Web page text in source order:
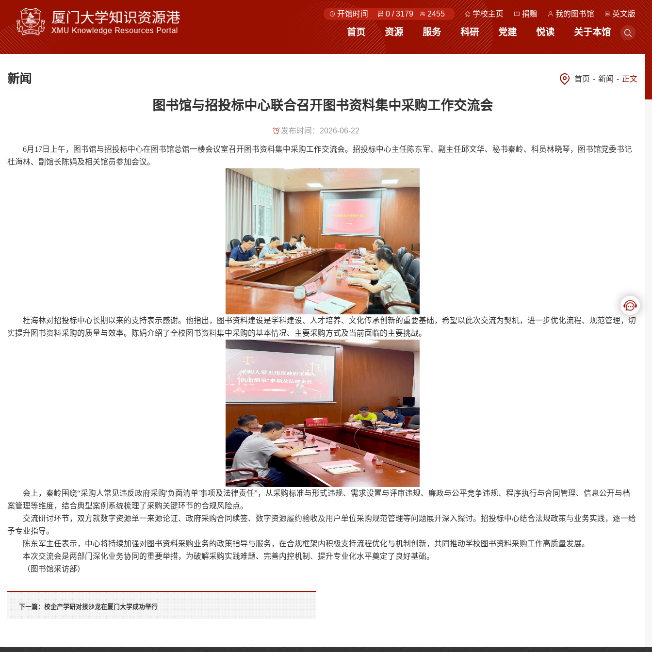
开馆时间 0 /3179 2455 学校主页 捐赠 我的图书馆 英文版
首页 资源 服务 科研 党建 悦读 关于本馆
新闻 首页 - 新闻 - 正文
图书馆与招投标中心联合召开图书资料集中采购工作交流会
发布时间：2026-06-22
6月17日上午，图书馆与招投标中心在图书馆总馆一楼会议室召开图书资料集中采购工作交流会。招投标中心主任陈东军、副主任邱文华、秘书秦岭、科员林晓琴，图书馆党委书记
杜海林、副馆长陈娟及相关馆员参加会议。
杜海林对招投标中心长期以来的支持表示感谢。他指出，图书资料建设是学科建设、人才培养、文化传承创新的重要基础，希望以此次交流为契机，进一步优化流程、规范管理，切
实提升图书资料采购的质量与效率。陈娟介绍了全校图书资料集中采购的基本情况、主要采购方式及当前面临的主要挑战。
会上，秦岭围绕“采购人常见违反政府采购'负面清单'事项及法律责任”，从采购标准与形式违规、需求设置与评审违规、廉政与公平竞争违规、程序执行与合同管理、信息公开与档
案管理等维度，结合典型案例系统梳理了采购关键环节的合规风险点。
交流研讨环节，双方就数字资源单一来源论证、政府采购合同续签、数字资源履约验收及用户单位采购规范管理等问题展开深入探讨。招投标中心结合法规政策与业务实践，逐一给
予专业指导。
陈东军主任表示，中心将持续加强对图书资料采购业务的政策指导与服务，在合规框架内积极支持流程优化与机制创新，共同推动学校图书资料采购工作高质量发展。
本次交流会是两部门深化业务协同的重要举措，为破解采购实践难题、完善内控机制、提升专业化水平奠定了良好基础。
（图书馆采访部）
下一篇：校企产学研对接沙龙在厦门大学成功举行